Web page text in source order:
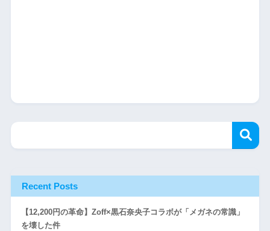
Recent Posts
【12,200円の革命】Zoff×黒石奈央子コラボが「メガネの常識」
を壊した件